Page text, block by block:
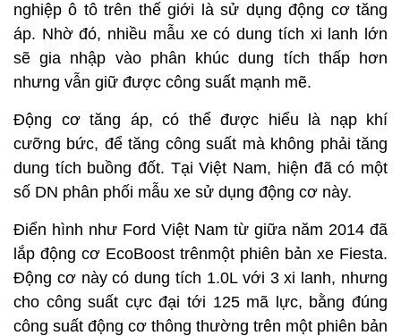
nghiệp ô tô trên thế giới là sử dụng động cơ tăng
áp. Nhờ đó, nhiều mẫu xe có dung tích xi lanh lớn
sẽ gia nhập vào phân khúc dung tích thấp hơn
nhưng vẫn giữ được công suất mạnh mẽ.
Động cơ tăng áp, có thể được hiểu là nạp khí
cưỡng bức, để tăng công suất mà không phải tăng
dung tích buồng đốt. Tại Việt Nam, hiện đã có một
số DN phân phối mẫu xe sử dụng động cơ này.
Điển hình như Ford Việt Nam từ giữa năm 2014 đã
lắp động cơ EcoBoost trênmột phiên bản xe Fiesta.
Động cơ này có dung tích 1.0L với 3 xi lanh, nhưng
cho công suất cực đại tới 125 mã lực, bằng đúng
công suất động cơ thông thường trên một phiên bản